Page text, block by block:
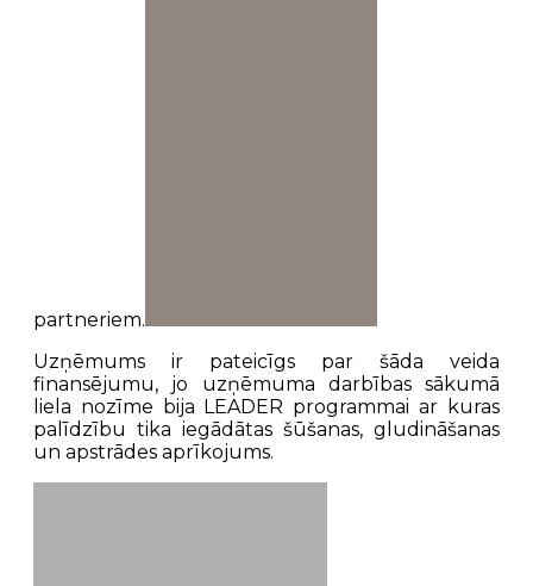
partneriem.
Uzņēmums ir pateicīgs par šāda veida
finansējumu, jo uzņēmuma darbības sākumā
liela nozīme bija LEADER programmai ar kuras
palīdzību tika iegādātas šūšanas, gludināšanas
un apstrādes aprīkojums.